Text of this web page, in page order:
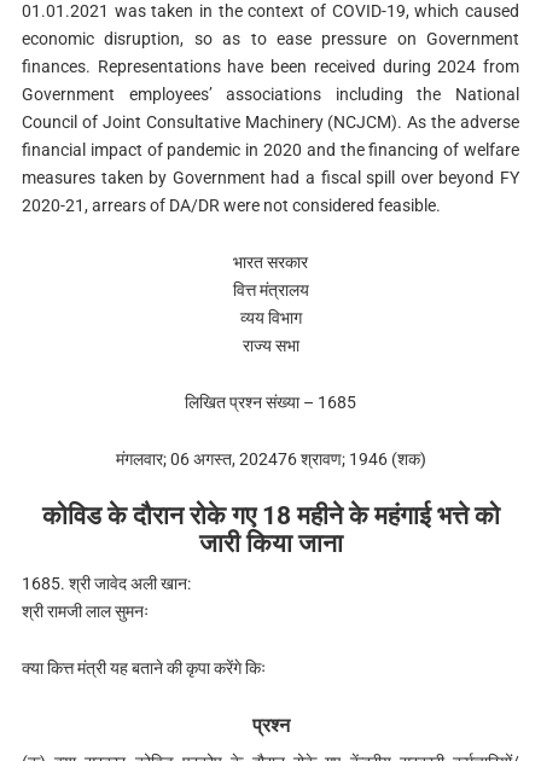
01.01.2021 was taken in the context of COVID-19, which caused
economic disruption, so as to ease pressure on Government
finances. Representations have been received during 2024 from
Government employees’ associations including the National
Council of Joint Consultative Machinery (NCJCM). As the adverse
financial impact of pandemic in 2020 and the financing of welfare
measures taken by Government had a fiscal spill over beyond FY
2020-21, arrears of DA/DR were not considered feasible.
भारत सरकार
वित्त मंत्रालय
व्यय विभाग
राज्य सभा
लिखित प्रश्न संख्या – 1685
मंगलवार; 06 अगस्त, 202476 श्रावण; 1946 (शक)
कोविड के दौरान रोके गए 18 महीने के महंगाई भत्ते को
जारी किया जाना
1685. श्री जावेद अली खान:
श्री रामजी लाल सुमनः
क्या कित्त मंत्री यह बताने की कृपा करेंगे किः
प्रश्‍न